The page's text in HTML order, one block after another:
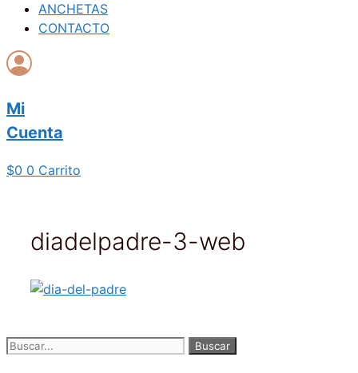
ANCHETAS
CONTACTO
Mi
Cuenta
$0 0 Carrito
diadelpadre-3-web
Buscar: